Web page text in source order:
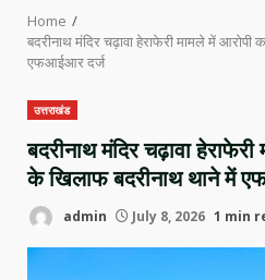
Home
बदरीनाथ मंदिर चढ़ावा हेराफेरी मामले में आरोपी
एफआईआर दर्ज
उत्तराखंड
बदरीनाथ मंदिर चढ़ावा हेराफेरी
के खिलाफ बदरीनाथ थाने में
admin July 8, 2026 1 min